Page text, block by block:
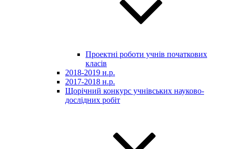
Проектні роботи учнів початкових
класів
2018-2019 н.р.
2017-2018 н.р.
Щорічний конкурс учнівських науково-
дослідних робіт